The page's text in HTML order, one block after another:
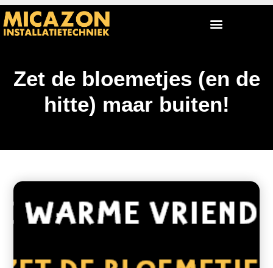
Zet de bloemetjes (en de
hitte) maar buiten!